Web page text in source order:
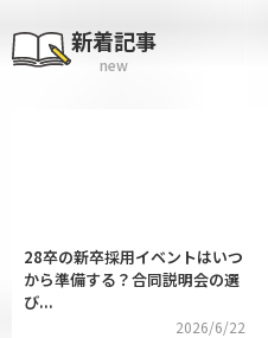
新着記事
new
28卒の新卒採用イベントはいつ
から準備する？合同説明会の選
び...
2026/6/22